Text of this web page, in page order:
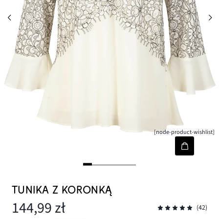
[node-product-wishlist]
TUNIKA Z KORONKĄ
144,99 zł (42)